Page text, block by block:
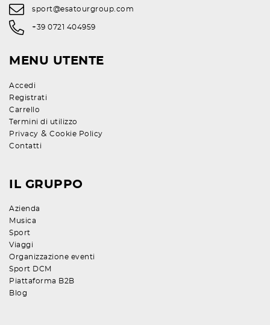
sport@esatourgroup.com
+39 0721 404959
MENU UTENTE
Accedi
Registrati
Carrello
Termini di utilizzo
Privacy & Cookie Policy
Contatti
IL GRUPPO
Azienda
Musica
Sport
Viaggi
Organizzazione eventi
Sport DCM
Piattaforma B2B
Blog